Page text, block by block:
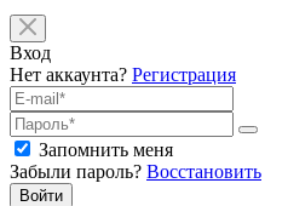
Вход
Нет аккаунта? Регистрация
Запомнить меня
Забыли пароль? Восстановить
Войти